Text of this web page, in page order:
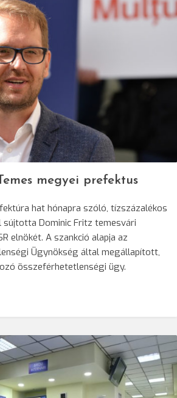
megyei prefektus
hat hónapra szóló, tízszázalékos
Dominic Fritz temesvári
elnökét. A szankció alapja az
Ügynökség által megállapított,
összeférhetetlenségi ügy.